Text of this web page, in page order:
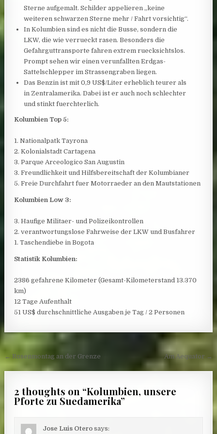
Sterne aufgemalt. Schilder appelieren „keine
weiteren schwarzen Sterne mehr / Fahrt vorsichtig“.
In Kolumbien sind es nicht die Busse, sondern die
LKW, die wie verrueckt rasen. Besonders die
Gefahrguttransporte fahren extrem ruecksichtslos.
Prompt sehen wir einen verunfallten Erdgas-
Sattelschlepper im Strassengraben liegen.
Das Benzin ist mit 0,9 US$/Liter erheblich teurer als
in Zentralamerika. Dabei ist er auch noch schlechter
und stinkt fuerchterlich.
Kolumbien Top 5:
1. Nationalpatk Tayrona
2. Kolonialstadt Cartagena
3. Parque Arceologico San Augustin
3. Freundlichkeit und Hilfsbereitschaft der Kolumbianer
5. Freie Durchfahrt fuer Motorraeder an den Mautstationen
Kolumbien Low 3:
3. Haufige Militaer- und Polizeikontrollen
2. verantwortungslose Fahrweise der LKW und Busfahrer
1. Taschendiebe in Bogota
Statistik Kolumbien:
2386 gefahrene Kilometer (Gesamt-Kilometerstand 13.370
km)
12 Tage Aufenthalt
51 US$ durchschnittliche Ausgaben je Tag / 2 Personen
Post navigation
← Rosenmontag an der Grenze Am Aequator →
2 thoughts on “Kolumbien, unsere
Pforte zu Suedamerika”
Jose Luis Otero says: